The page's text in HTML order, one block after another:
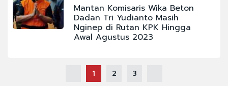
Mantan Komisaris Wika Beton
Dadan Tri Yudianto Masih
Nginep di Rutan KPK Hingga
Awal Agustus 2023
1 2 3